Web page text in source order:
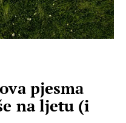
pjesma
na ljetu (i